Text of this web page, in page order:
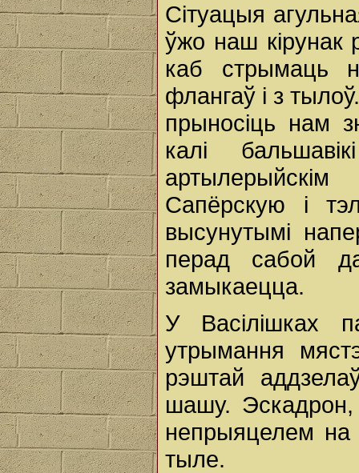
Сітуацыя
ўжо наш кірунак
каб стрымаць
флангаў і з
прыносіць нам
калі
Сапёрскую і
высунутымі
перад сабой
замыкаецца.
У Васілішках
утрымання
рэштай
шашу. Эскадрон,
непрыяцелем
тыле.